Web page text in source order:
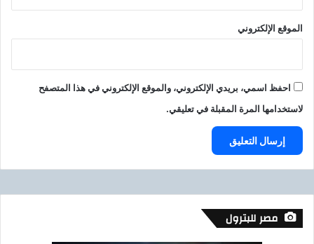
الموقع الإلكتروني
احفظ اسمي، بريدي الإلكتروني، والموقع الإلكتروني في هذا المتصفح
لاستخدامها المرة المقبلة في تعليقي.
مصر للبترول